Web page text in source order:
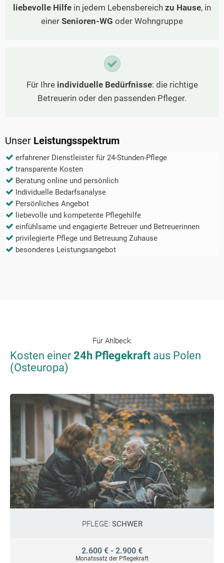
liebevolle Hilfe in jedem Lebensbereich zu Hause, in
einer Senioren-WG oder Wohngruppe
Für Ihre individuelle Bedürfnisse: die richtige
Betreuerin oder den passenden Pfleger.
Unser Leistungsspektrum
erfahrener Dienstleister für 24-Stunden-Pflege
transparente Kosten
Beratung online und persönlich
Individuelle Bedarfsanalyse
Persönliches Angebot
liebevolle und kompetente Pflegehilfe
einfühlsame und engagierte Betreuer und Betreuerinnen
privilegierte Pflege und Betreuung Zuhause
besonderes Leistungsangebot
Für Ahlbeck:
Kosten einer24h Pflegekraft aus Polen
(Osteuropa)
PFLEGE: SCHWER
2.600 € - 2.900 €
Monatssatz der Pflegekraft